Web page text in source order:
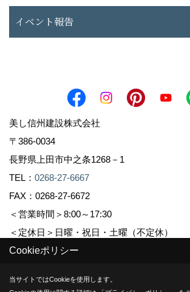
イベント報告
美し信州建設株式会社
〒386-0034
長野県上田市中之条1268－1
TEL： 0268-27-6667
FAX：0268-27-6672
＜営業時間＞8:00～17:30
＜定休日＞日曜・祝日・土曜（不定休）
Copyright (c) Sinshuu. All Rights Reserved.
Cookieポリシー
当サイトではCookieを使用します。